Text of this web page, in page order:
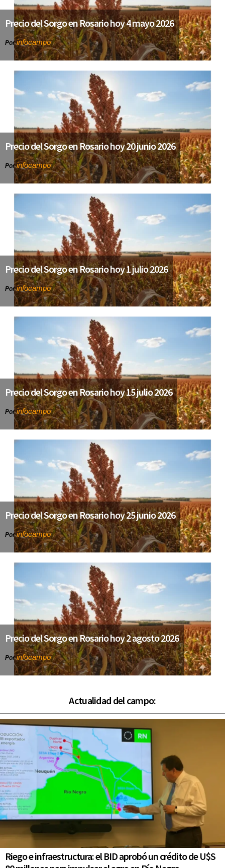
Precio del Sorgo en Rosario hoy 4 mayo 2026
Porinfocampo
Precio del Sorgo en Rosario hoy 20 junio 2026
Porinfocampo
Precio del Sorgo en Rosario hoy 1 julio 2026
Porinfocampo
Precio del Sorgo en Rosario hoy 15 julio 2026
Porinfocampo
Precio del Sorgo en Rosario hoy 25 junio 2026
Porinfocampo
Precio del Sorgo en Rosario hoy 2 agosto 2026
Porinfocampo
Actualidad del campo:
Riego e infraestructura: el BID aprobó un crédito de U$S